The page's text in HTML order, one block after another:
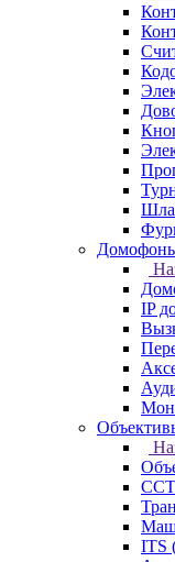
IP
ITS